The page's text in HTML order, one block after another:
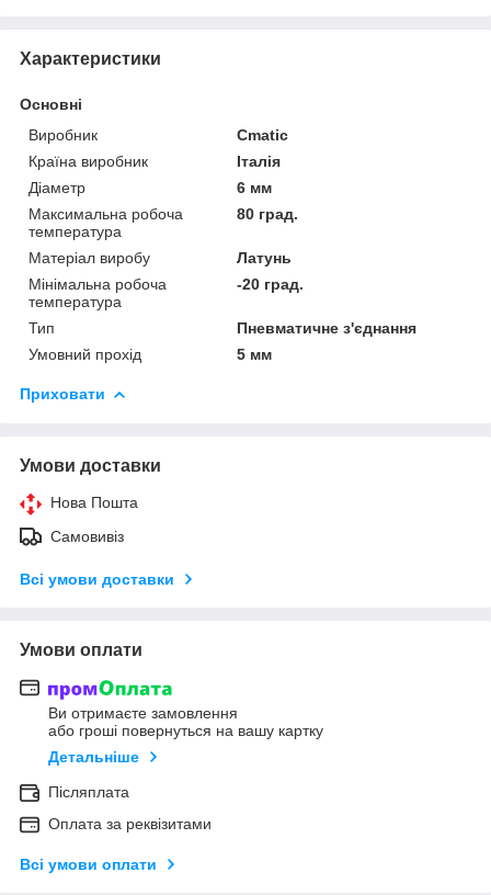
Характеристики
Основні
Виробник
Cmatic
Країна виробник
Італія
Діаметр
6 мм
Максимальна робоча
температура
80 град.
Матеріал виробу
Латунь
Мінімальна робоча
температура
-20 град.
Тип
Пневматичне з'єднання
Умовний прохід
5 мм
Приховати
Умови доставки
Нова Пошта
Самовивіз
Всі умови доставки
Умови оплати
Ви отримаєте замовлення
або гроші повернуться на вашу картку
Детальніше
Післяплата
Оплата за реквізитами
Всі умови оплати